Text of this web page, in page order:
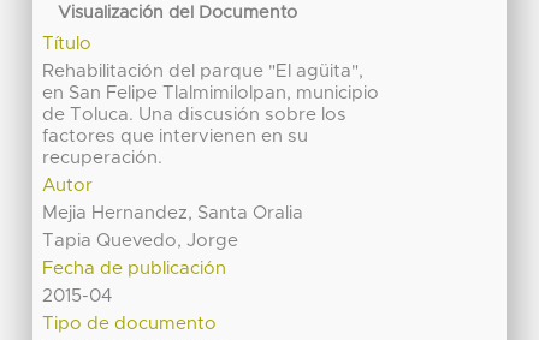
Visualización del Documento
Título
Rehabilitación del parque "El agüita",
en San Felipe Tlalmimilolpan, municipio
de Toluca. Una discusión sobre los
factores que intervienen en su
recuperación.
Autor
Mejia Hernandez, Santa Oralia
Tapia Quevedo, Jorge
Fecha de publicación
2015-04
Tipo de documento